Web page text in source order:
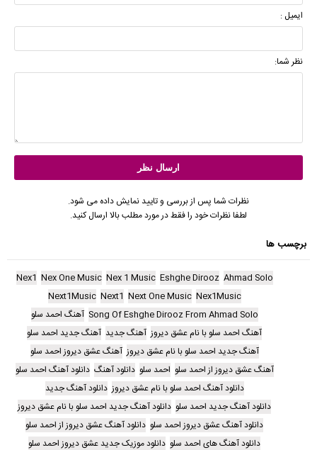
ایمیل :
نظر شما:
نظرات شما پس از بررسی و تایید نمایش داده می شود.
لطفا نظرات خود را فقط در مورد مطلب بالا ارسال کنید.
برچسب ها
Ahmad Solo
Eshghe Dirooz
Nex 1 Music
Nex One Music
Nex1
Nex1Music
Next One Music
Next1
Next1Music
Song Of Eshghe Dirooz From Ahmad Solo آهنگ احمد سلو
آهنگ احمد سلو با نام عشق دیروز آهنگ جدید آهنگ جدید احمد سلو
آهنگ جدید احمد سلو با نام عشق دیروز آهنگ عشق دیروز احمد سلو
آهنگ عشق دیروز از احمد سلو احمد سلو دانلود آهنگ دانلود آهنگ احمد سلو
دانلود آهنگ احمد سلو با نام عشق دیروز دانلود آهنگ جدید
دانلود آهنگ جدید احمد سلو دانلود آهنگ جدید احمد سلو با نام عشق دیروز
دانلود آهنگ عشق دیروز احمد سلو دانلود آهنگ عشق دیروز از احمد سلو
دانلود آهنگ های احمد سلو دانلود موزیک جدید عشق دیروز احمد سلو